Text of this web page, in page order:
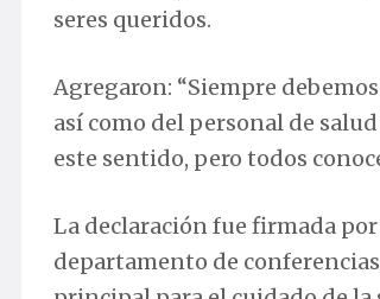
seres queridos.
Agregaron: “Siempre
así como del personal de
este sentido, pero todos
La declaración fue firmada
departamento de